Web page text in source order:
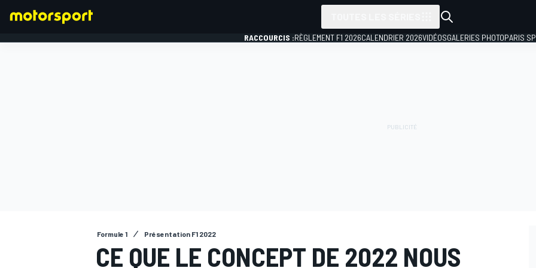
RACCOURCIS :RÈGLEMENT F1 2026CALENDRIER 2026VIDÉOSGALERIES PHOTOPARIS
Formule 1 Présentation F1 2022
CE QUE LE CONCEPT DE 2022 NOUS